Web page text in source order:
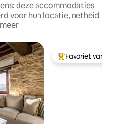
deze accommodaties
voor hun locatie, netheid
Topfavoriet van
Favoriet van